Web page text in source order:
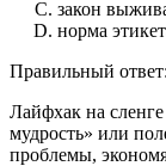
закон
норма
Правильный ответ:
Лайфхак на
мудрость» или
проблемы,